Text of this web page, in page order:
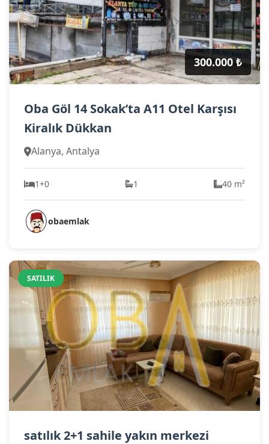
300.000 ₺
Oba Göl 14 Sokak’ta A11 Otel Karşısı
Kiralık Dükkan
Alanya, Antalya
1+0 1 40 m²
obaemlak
SATILIK
satılık 2+1 sahile yakın merkezi